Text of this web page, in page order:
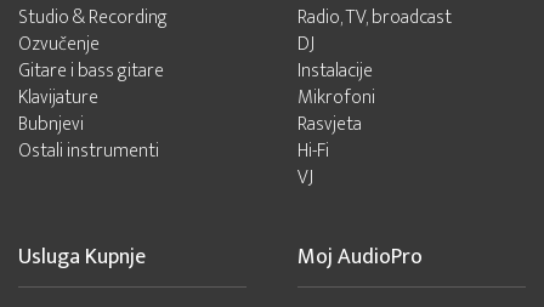
Studio & Recording
Ozvučenje
Gitare i bass gitare
Klavijature
Bubnjevi
Ostali instrumenti
Radio, TV, broadcast
DJ
Instalacije
Mikrofoni
Rasvjeta
Hi-Fi
VJ
Usluga Kupnje Moj AudioPro